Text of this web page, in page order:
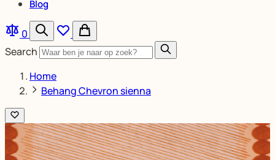
Blog
0
Search
Home
Behang Chevron sienna